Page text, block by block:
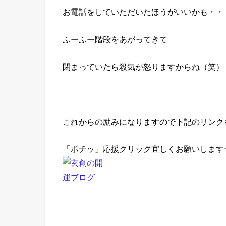
お電話をしていただいたほうがいいかも・・
ふーふー階段をあがってきて
閉まっていたら殺気が怒りますからね（笑）
これからの励みになりますので下記のリン
「ポチッ」応援クリック宜しくお願いしま